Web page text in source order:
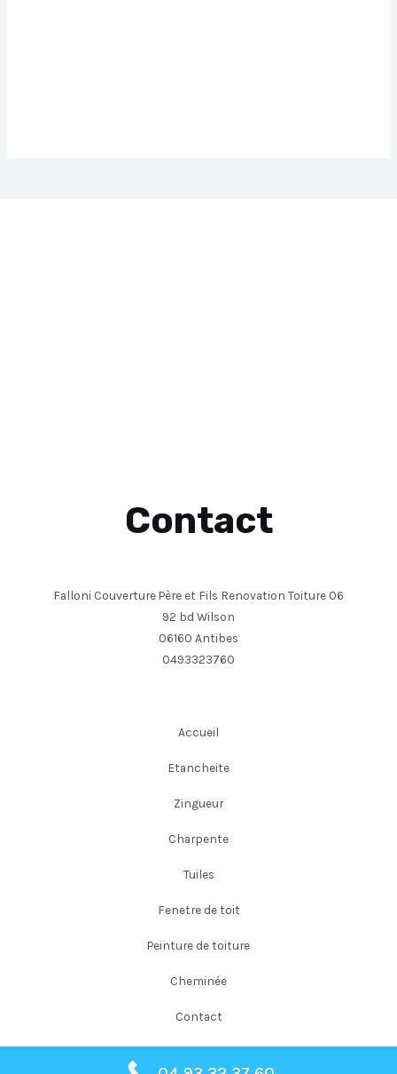
Contact
Falloni Couverture Père et Fils Renovation Toiture 06
92 bd Wilson
06160 Antibes
0493323760
Accueil
Etancheite
Zingueur
Charpente
Tuiles
Fenetre de toit
Peinture de toiture
Cheminée
Contact